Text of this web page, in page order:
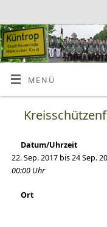
MENÜ
Datum/Uhrzeit
22. Sep. 2017 bis 24 Sep.
00:00 Uhr
Ort